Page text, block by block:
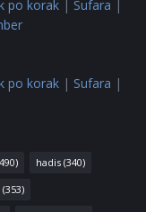
po korak | Sufara |
po korak | Sufara |
hadis (340)
(353)